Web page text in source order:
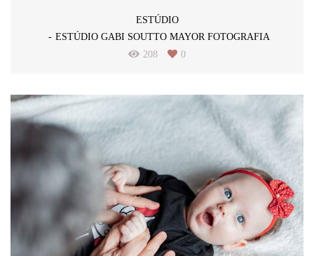
ESTÚDIO
ESTÚDIO GABI SOUTTO MAYOR FOTOGRAFIA
208
0